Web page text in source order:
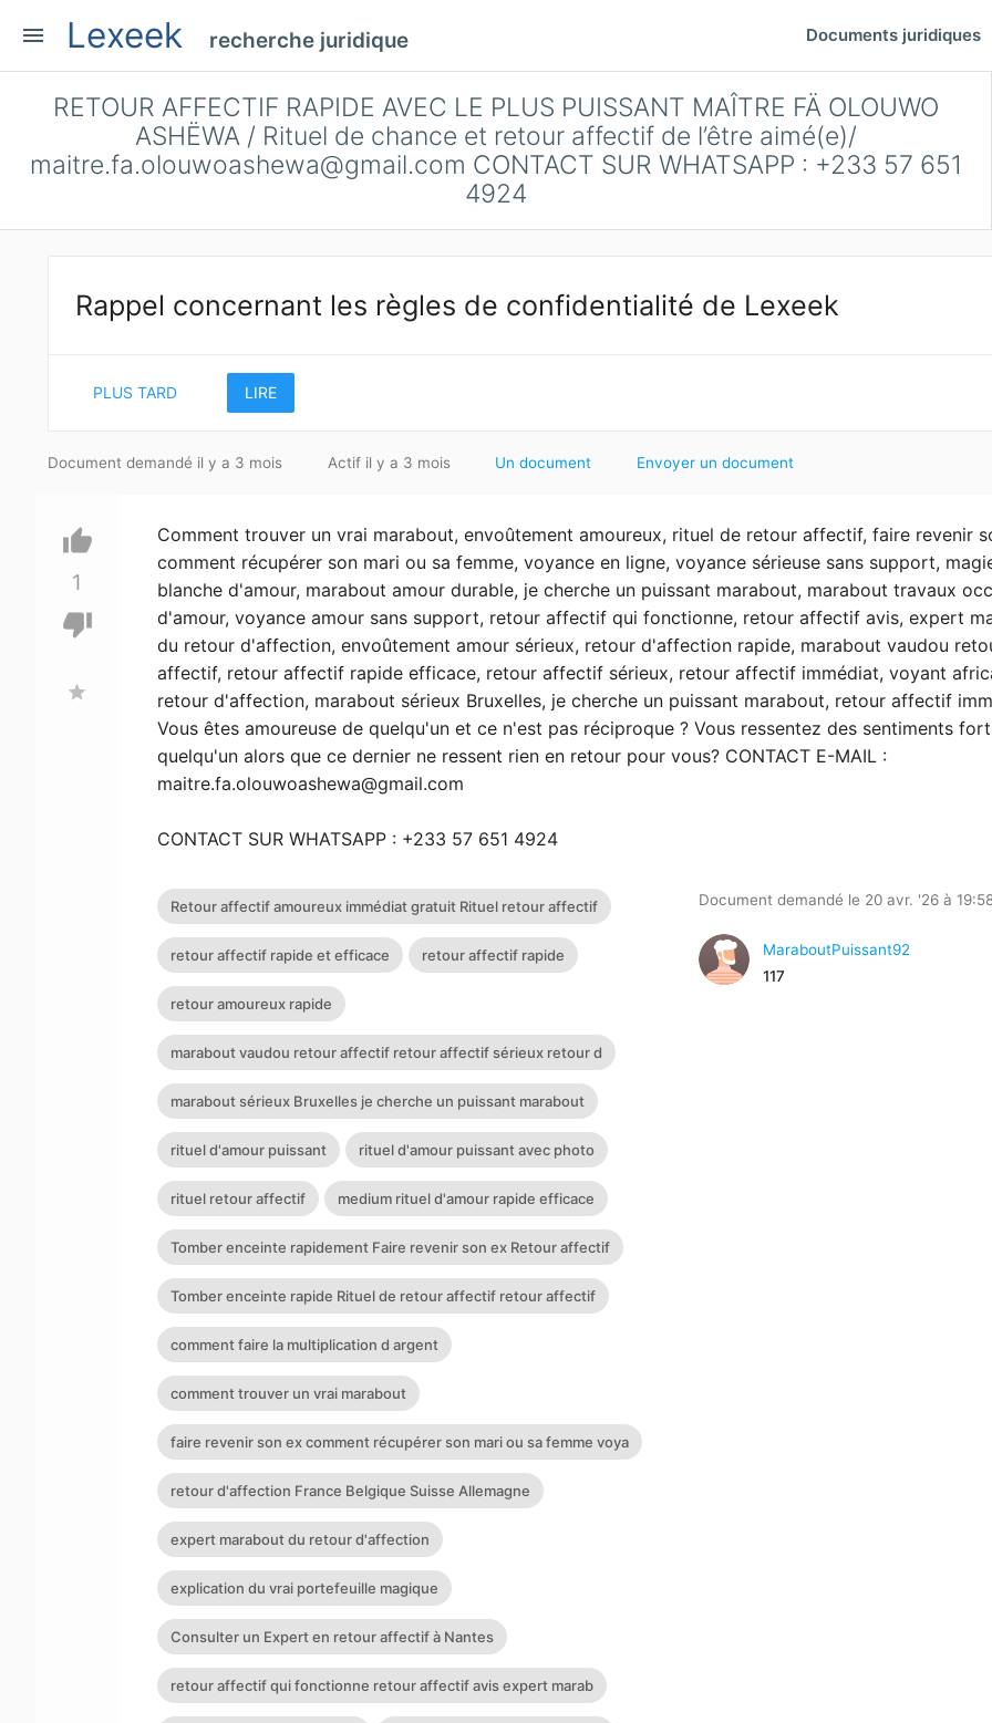
menu Lexeek recherche juridique Documents juridiques
RETOUR AFFECTIF RAPIDE AVEC LE PLUS PUISSANT MAÎTRE FÄ OLOUWO
ASHËWA / Rituel de chance et retour affectif de l’être aimé(e)/
maitre.fa.olouwoashewa@gmail.com CONTACT SUR WHATSAPP : +233 57 651
4924
Rappel concernant les règles de confidentialité de Lexeek
PLUS TARD LIRE
Document demandé il y a 3 mois Actif il y a 3 mois Un document Envoyer un document
thumb_up
1
thumb_down
star
Comment trouver un vrai marabout, envoûtement amoureux, rituel de retour affectif, faire revenir
comment récupérer son mari ou sa femme, voyance en ligne, voyance sérieuse sans support,
blanche d'amour, marabout amour durable, je cherche un puissant marabout, marabout travaux
d'amour, voyance amour sans support, retour affectif qui fonctionne, retour affectif avis, expert
du retour d'affection, envoûtement amour sérieux, retour d'affection rapide, marabout vaudou
affectif, retour affectif rapide efficace, retour affectif sérieux, retour affectif immédiat, voyant
retour d'affection, marabout sérieux Bruxelles, je cherche un puissant marabout, retour affectif
Vous êtes amoureuse de quelqu'un et ce n'est pas réciproque ? Vous ressentez des sentiments
quelqu'un alors que ce dernier ne ressent rien en retour pour vous? CONTACT E-MAIL :
maitre.fa.olouwoashewa@gmail.com
CONTACT SUR WHATSAPP : +233 57 651 4924
Retour affectif amoureux immédiat gratuit Rituel retour affectif
retour affectif rapide et efficace retour affectif rapide
retour amoureux rapide
marabout vaudou retour affectif retour affectif sérieux retour d
marabout sérieux Bruxelles je cherche un puissant marabout
rituel d'amour puissant rituel d'amour puissant avec photo
rituel retour affectif medium rituel d'amour rapide efficace
Tomber enceinte rapidement Faire revenir son ex Retour affectif
Tomber enceinte rapide Rituel de retour affectif retour affectif
comment faire la multiplication d argent
comment trouver un vrai marabout
faire revenir son ex comment récupérer son mari ou sa femme voya
retour d'affection France Belgique Suisse Allemagne
expert marabout du retour d'affection
explication du vrai portefeuille magique
Consulter un Expert en retour affectif à Nantes
retour affectif qui fonctionne retour affectif avis expert marab
Document demandé le 20 avr. '26 à
MaraboutPuissant92
117